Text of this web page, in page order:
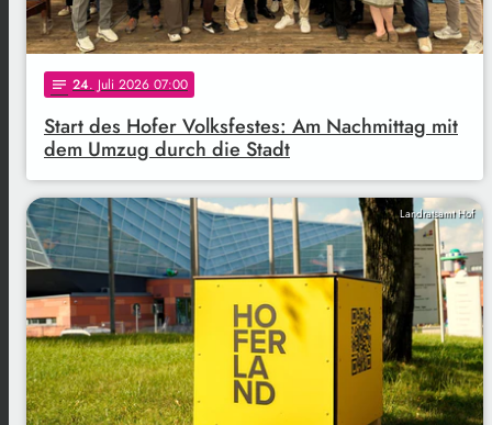
notes 24. Juli 2026 07:00
Start des Hofer Volksfestes: Am Nachmittag mit
dem Umzug durch die Stadt
Landratsamt Hof